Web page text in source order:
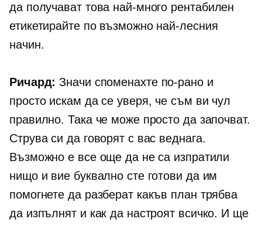
да получават това най-много рентабилен
етикетирайте по възможно най-лесния
начин.
Ричард: Значи споменахте по-рано и
просто искам да се уверя, че съм ви чул
правилно. Така че може просто да започват.
Струва си да говорят с вас веднага.
Възможно е все още да не са изпратили
нищо и вие буквално сте готови да им
помогнете да разберат какъв план трябва
да изпълнят и как да настроят всичко. И ще